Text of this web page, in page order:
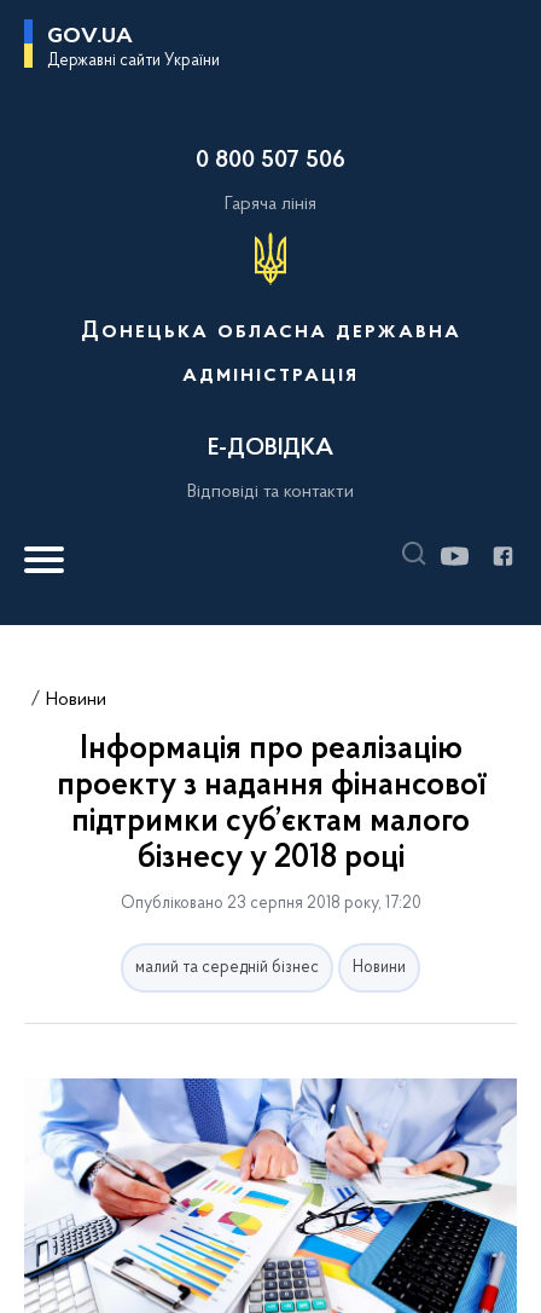
GOV.UA
Державні сайти України
0 800 507 506
Гаряча лінія
Донецька обласна державна
адміністрація
Е-ДОВІДКА
Відповіді та контакти
Новини
Інформація про реалізацію
проекту з надання фінансової
підтримки суб’єктам малого
бізнесу у 2018 році
Опубліковано 23 серпня 2018 року, 17:20
малий та середній бізнес Новини